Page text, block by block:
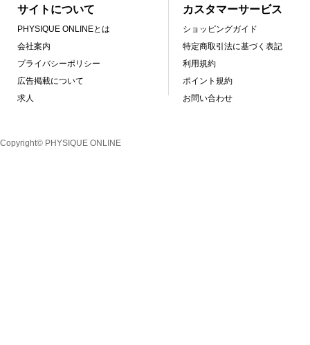
サイトについて
PHYSIQUE ONLINEとは
会社案内
プライバシーポリシー
広告掲載について
求人
カスタマーサービス
ショッピングガイド
特定商取引法に基づく表記
利用規約
ポイント規約
お問い合わせ
Copyright© PHYSIQUE ONLINE